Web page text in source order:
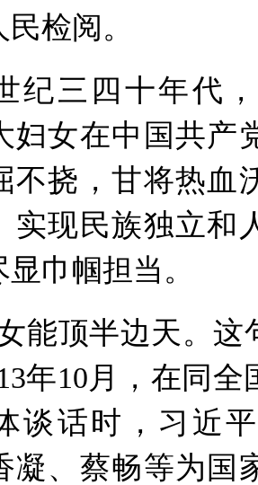
检阅。
三四十年代，
妇女在中国共产
不挠，甘将热血
实现民族独立和
巾帼担当。
顶半边天。这
年10月，在同
谈话时，习近
凝、蔡畅等为国